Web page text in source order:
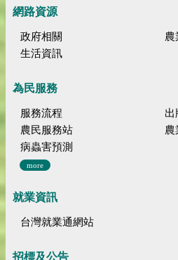
網路資源
政府相關
農
生活資訊
為民服務
服務流程
出
農民服務站
農
病蟲害預測
more
就業資訊
台灣就業通網站
招標及公告